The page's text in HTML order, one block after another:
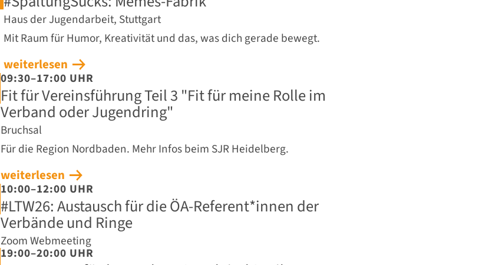
Haus der Jugendarbeit, Stuttgart
Mit Raum für Humor, Kreativität und das, was dich gerade bewegt.
weiterlesen
09:30–17:00 UHR
Fit für Vereinsführung Teil 3 "Fit für meine Rolle im
Verband oder Jugendring"
Bruchsal
Für die Region Nordbaden. Mehr Infos beim SJR Heidelberg.
weiterlesen
10:00–12:00 UHR
#LTW26: Austausch für die ÖA-Referent*innen der
Verbände und Ringe
Zoom Webmeeting
19:00–20:00 UHR